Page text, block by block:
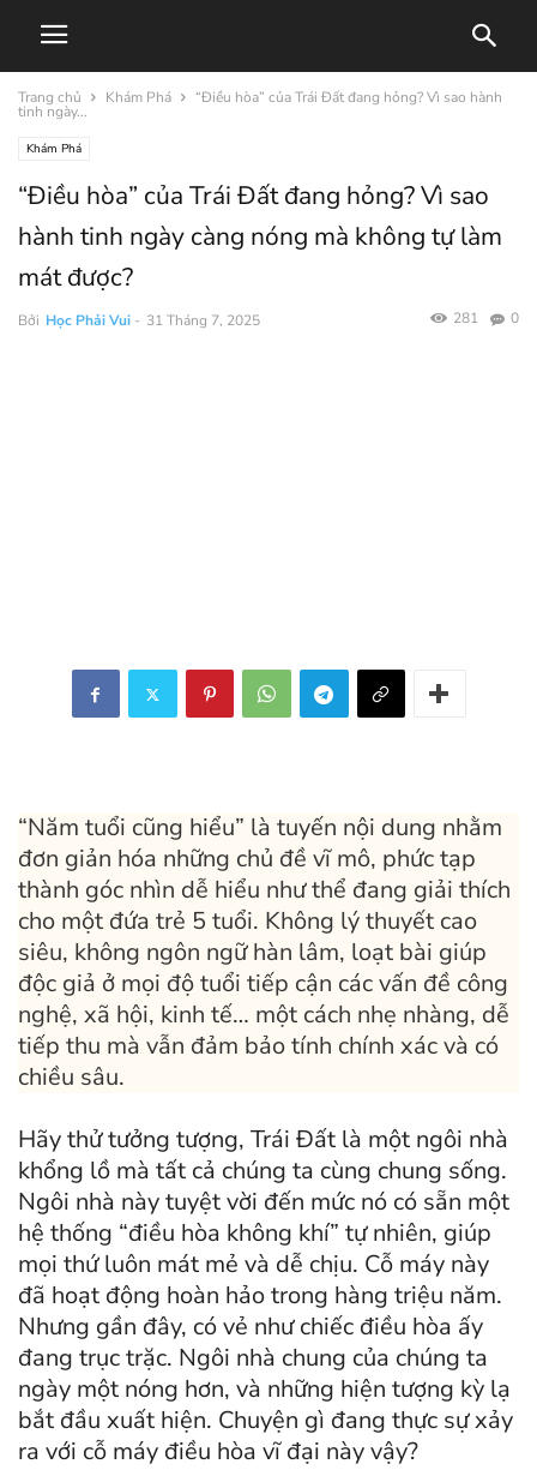
Trang chủ Khám Phá “Điều hòa” của Trái Đất đang hỏng? Vì sao hành
tinh ngày...
Khám Phá
“Điều hòa” của Trái Đất đang hỏng? Vì sao
hành tinh ngày càng nóng mà không tự làm
mát được?
Bởi Học Phải Vui - 31 Tháng 7, 2025 0
281
“Năm tuổi cũng hiểu” là tuyến nội dung nhằm
đơn giản hóa những chủ đề vĩ mô, phức tạp
thành góc nhìn dễ hiểu như thể đang giải thích
cho một đứa trẻ 5 tuổi. Không lý thuyết cao
siêu, không ngôn ngữ hàn lâm, loạt bài giúp
độc giả ở mọi độ tuổi tiếp cận các vấn đề công
nghệ, xã hội, kinh tế… một cách nhẹ nhàng, dễ
tiếp thu mà vẫn đảm bảo tính chính xác và có
chiều sâu.
Hãy thử tưởng tượng, Trái Đất là một ngôi nhà
khổng lồ mà tất cả chúng ta cùng chung sống.
Ngôi nhà này tuyệt vời đến mức nó có sẵn một
hệ thống “điều hòa không khí” tự nhiên, giúp
mọi thứ luôn mát mẻ và dễ chịu. Cỗ máy này
đã hoạt động hoàn hảo trong hàng triệu năm.
Nhưng gần đây, có vẻ như chiếc điều hòa ấy
đang trục trặc. Ngôi nhà chung của chúng ta
ngày một nóng hơn, và những hiện tượng kỳ lạ
bắt đầu xuất hiện. Chuyện gì đang thực sự xảy
ra với cỗ máy điều hòa vĩ đại này vậy?